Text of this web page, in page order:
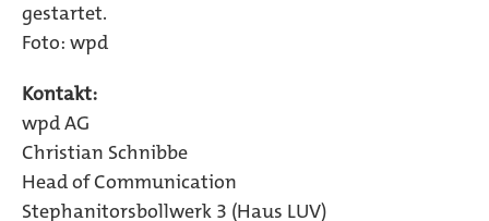
gestartet.
Foto: wpd
Kontakt:
wpd AG
Christian Schnibbe
Head of Communication
Stephanitorsbollwerk 3 (Haus LUV)